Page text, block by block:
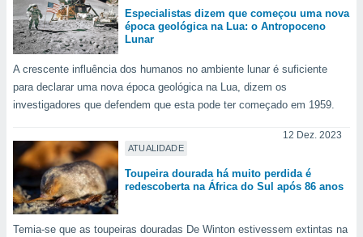
ao
através
Especialistas dizem que começou uma nova
época geológica na Lua: o Antropoceno
Lunar
A crescente influência dos humanos no ambiente lunar é suficiente
para declarar uma nova época geológica na Lua, dizem os
investigadores que defendem que esta pode ter começado em 1959.
ATUALIDADE
12 Dez. 2023
Toupeira dourada há muito perdida é
redescoberta na África do Sul após 86 anos
Temia-se que as toupeiras douradas De Winton estivessem extintas na